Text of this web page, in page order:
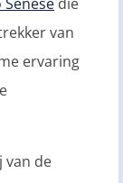
van
ervaring
van de